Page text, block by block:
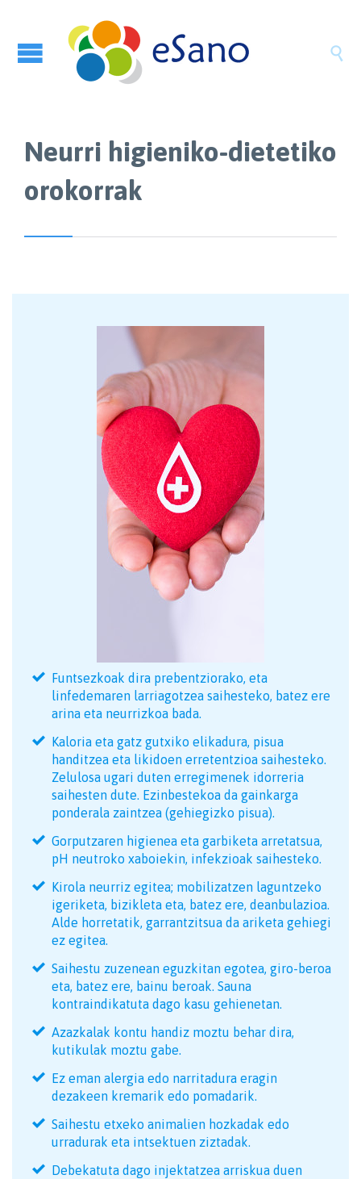

Neurri higieniko-dietetiko
orokorrak
Funtsezkoak dira prebentziorako, eta
linfedemaren larriagotzea saihesteko, batez ere
arina eta neurrizkoa bada.
Kaloria eta gatz gutxiko elikadura, pisua
handitzea eta likidoen erretentzioa saihesteko.
Zelulosa ugari duten erregimenek idorreria
saihesten dute. Ezinbestekoa da gainkarga
ponderala zaintzea (gehiegizko pisua).
Gorputzaren higienea eta garbiketa arretatsua,
pH neutroko xaboiekin, infekzioak saihesteko.
Kirola neurriz egitea; mobilizatzen laguntzeko
igeriketa, bizikleta eta, batez ere, deanbulazioa.
Alde horretatik, garrantzitsua da ariketa gehiegi
ez egitea.
Saihestu zuzenean eguzkitan egotea, giro-beroa
eta, batez ere, bainu beroak. Sauna
kontraindikatuta dago kasu gehienetan.
Azazkalak kontu handiz moztu behar dira,
kutikulak moztu gabe.
Ez eman alergia edo narritadura eragin
dezakeen kremarik edo pomadarik.
Saihestu etxeko animalien hozkadak edo
urradurak eta intsektuen ziztadak.
Debekatuta dago injektatzea arriskua duen